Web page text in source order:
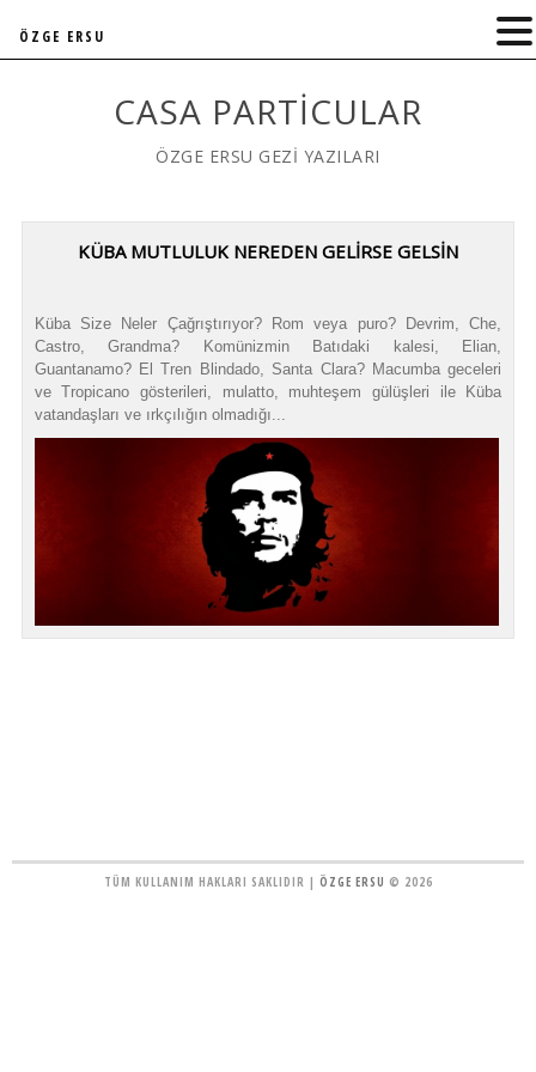
CASA PARTICULAR
ÖZGE ERSU GEZİ YAZILARI
KÜBA MUTLULUK NEREDEN GELİRSE GELSİN
Küba Size Neler Çağrıştırıyor? Rom veya puro? Devrim, Che,
Castro, Grandma? Komünizmin Batıdaki kalesi, Elian,
Guantanamo? El Tren Blindado, Santa Clara? Macumba geceleri
ve Tropicano gösterileri, mulatto, muhteşem gülüşleri ile Küba
vatandaşları ve ırkçılığın olmadığı...
TÜM KULLANIM HAKLARI SAKLIDIR | ÖZGE ERSU © 2026
ÖZGE ERSU